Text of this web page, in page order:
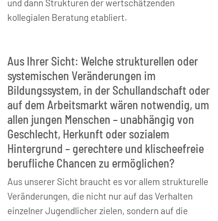
und dann Strukturen der wertschätzenden
kollegialen Beratung etabliert.
Aus Ihrer Sicht: Welche strukturellen oder
systemischen Veränderungen im
Bildungssystem, in der Schullandschaft oder
auf dem Arbeitsmarkt wären notwendig, um
allen jungen Menschen – unabhängig von
Geschlecht, Herkunft oder sozialem
Hintergrund – gerechtere und klischeefreie
berufliche Chancen zu ermöglichen?
Aus unserer Sicht braucht es vor allem strukturelle
Veränderungen, die nicht nur auf das Verhalten
einzelner Jugendlicher zielen, sondern auf die